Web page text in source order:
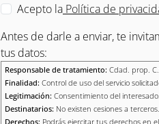
Acepto la Política de
Antes de darle a enviar, te
tus datos:
Responsable de tratamiento: Cdad. prop.
Finalidad: Control de uso del servicio
Legitimación: Consentimiento del interesado.
Destinatarios: No existen cesiones a terceros.
Derechos: Podrás ejercitar tus derechos en